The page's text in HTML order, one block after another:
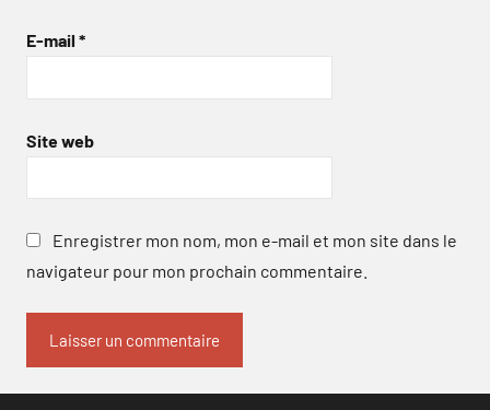
E-mail *
Site web
Enregistrer mon nom, mon e-mail et mon site dans le
navigateur pour mon prochain commentaire.